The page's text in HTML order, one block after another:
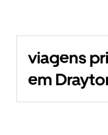
viagens
em